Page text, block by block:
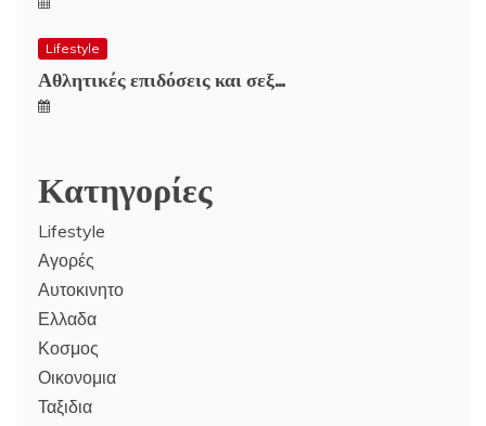
Lifestyle
Αθλητικές επιδόσεις και σεξ…
Κατηγορίες
Lifestyle
Αγορές
Αυτοκινητο
Ελλαδα
Κοσμος
Οικονομια
Ταξιδια